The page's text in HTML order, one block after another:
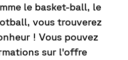
le basket-ball, le
vous trouverez
! Vous pouvez
sur l'offre